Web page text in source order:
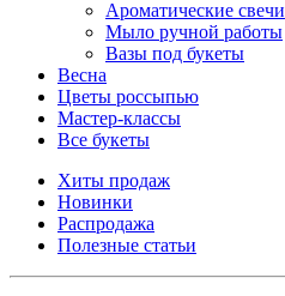
Ароматические свечи
Мыло ручной работы
Вазы под букеты
Весна
Цветы россыпью
Мастер-классы
Все букеты
Хиты продаж
Новинки
Распродажа
Полезные статьи